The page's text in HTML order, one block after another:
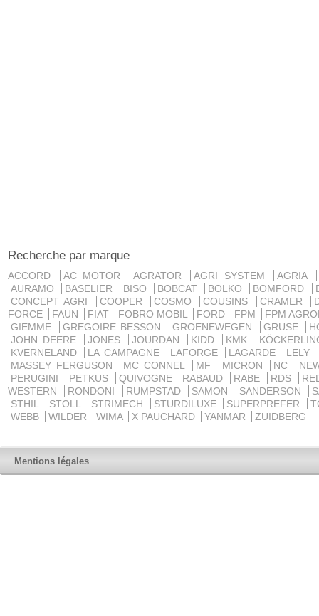
Recherche par marque
ACCORD AC MOTOR AGRATOR AGRI SYSTEM
AGRIA
AURAMO
BASELIER BISO BOBCAT BOLKO BOMFORD
CONCEPT AGRI
COOPER COSMO COUSINS CRAMER
FORCE
FAUN FIAT FOBRO MOBIL FORD FPM
FPM
GIEMME
GREGOIRE BESSON GROENEWEGEN GRUSE
JOHN DEERE
JONES JOURDAN KIDD KMK
KVERNELAND
LA CAMPAGNE LAFORGE LAGARDE
LELY
MASSEY FERGUSON
MC CONNEL MF MICRON NC
PERUGINI
PETKUS QUIVOGNE RABAUD RABE RDS
WESTERN
RONDONI RUMPSTAD SAMON SANDERSON
STHIL
STOLL STRIMECH STURDILUXE SUPERPREFER
WEBB
WILDER WIMA X PAUCHARD YANMAR ZUIDBERG
Mentions légales